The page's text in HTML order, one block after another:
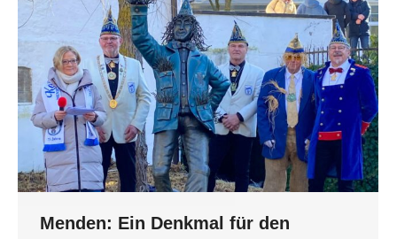
Menden: Ein Denkmal für den